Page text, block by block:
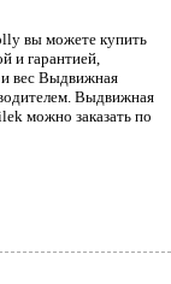
вы можете купить
и гарантией,
и вес Выдвижная
Выдвижная
можно заказать по